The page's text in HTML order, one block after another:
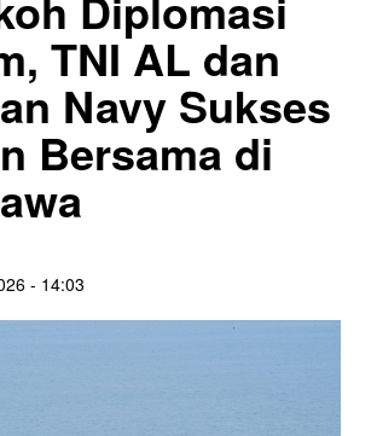
TNI AL dan
Navy Sukses
Bersama di
- 14:03